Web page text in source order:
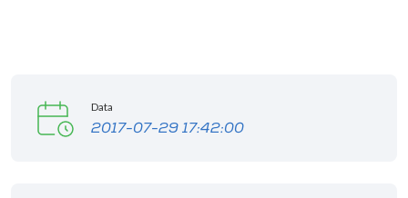
Data
2017-07-29 17:42:00